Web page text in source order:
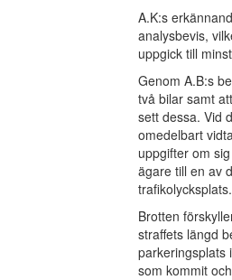
A.K:s
analysbevis,
uppgick till
Genom A.B:s
två bilar samt
sett dessa. Vid
omedelbart
uppgifter om
ägare till en av
trafikolycksplats.
Brotten
straffets längd
parkeringsplats
som kommit